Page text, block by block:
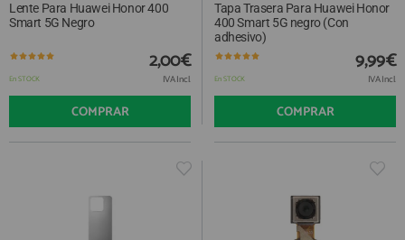
Lente Para Huawei Honor 400
Smart 5G Negro
En STOCK
2,00€
IVA Incl.
COMPRAR
Tapa Trasera Para Huawei Honor
400 Smart 5G negro (Con
adhesivo)
En STOCK
9,99€
IVA Incl.
COMPRAR